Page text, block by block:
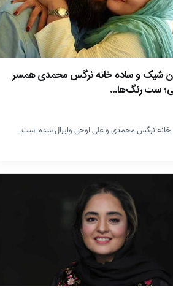
شیک و ساده خانه نرگس محمدی همسر
ست رنگ‌ها…
خانه نرگس محمدی و علی اوجی وایرال شده است.